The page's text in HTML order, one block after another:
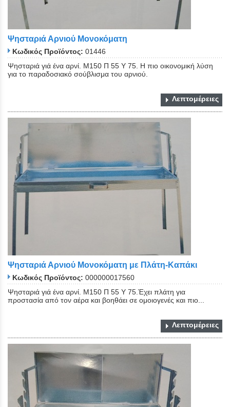
Ψησταριά Αρνιού Μονοκόματη
Κωδικός Προϊόντος: 01446
Ψησταριά γιά ένα αρνί. Μ150 Π 55 Υ 75. Η πιο οικονομική λύση
για το παραδοσιακό σούβλισμα του αρνιού.
Λεπτομέρειες
Ψησταριά Αρνιού Μονοκόματη με Πλάτη-Καπάκι
Κωδικός Προϊόντος: 000000017560
Ψησταριά γιά ένα αρνί. Μ150 Π 55 Υ 75.Έχει πλάτη για
προστασία από τον αέρα και βοηθάει σε ομοιογενές και πιο...
Λεπτομέρειες